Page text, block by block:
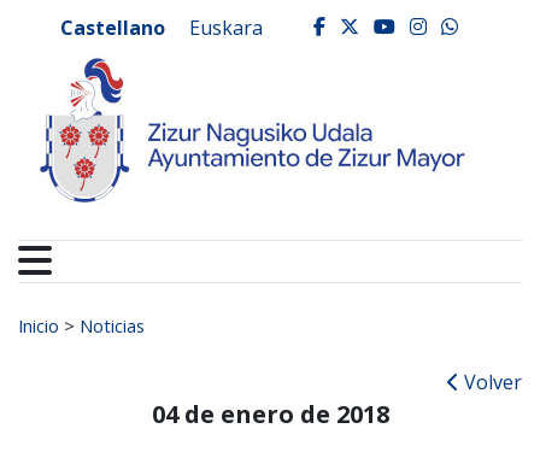
Ayuntamiento de
Castellano Euskara facebook
twitter
youtube
Buscar:
Inicio > Noticias
Volver
04 de enero de 2018